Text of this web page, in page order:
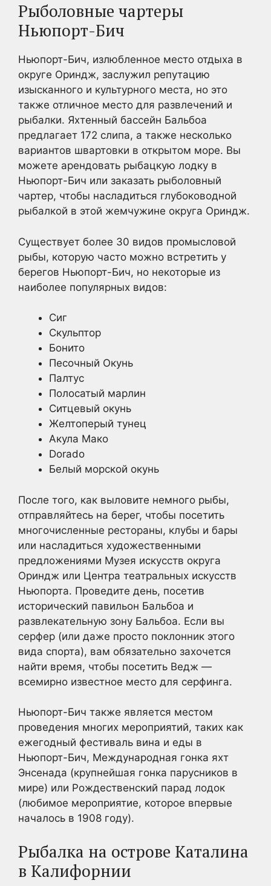
Рыболовные чартеры
Ньюпорт-Бич
Ньюпорт-Бич, излюбленное место отдыха в
округе Ориндж, заслужил репутацию
изысканного и культурного места, но это
также отличное место для развлечений и
рыбалки. Яхтенный бассейн Бальбоа
предлагает 172 слипа, а также несколько
вариантов швартовки в открытом море. Вы
можете арендовать рыбацкую лодку в
Ньюпорт-Бич или заказать рыболовный
чартер, чтобы насладиться глубоководной
рыбалкой в этой жемчужине округа Ориндж.
Существует более 30 видов промысловой
рыбы, которую часто можно встретить у
берегов Ньюпорт-Бич, но некоторые из
наиболее популярных видов:
Сиг
Скульптор
Бонито
Песочный Окунь
Палтус
Полосатый марлин
Ситцевый окунь
Желтоперый тунец
Акула Мако
Dorado
Белый морской окунь
После того, как выловите немного рыбы,
отправляйтесь на берег, чтобы посетить
многочисленные рестораны, клубы и бары
или насладиться художественными
предложениями Музея искусств округа
Ориндж или Центра театральных искусств
Ньюпорта. Проведите день, посетив
исторический павильон Бальбоа и
развлекательную зону Бальбоа. Если вы
серфер (или даже просто поклонник этого
вида спорта), вам обязательно захочется
найти время, чтобы посетить Ведж —
всемирно известное место для серфинга.
Ньюпорт-Бич также является местом
проведения многих мероприятий, таких как
ежегодный фестиваль вина и еды в
Ньюпорт-Бич, Международная гонка яхт
Энсенада (крупнейшая гонка парусников в
мире) или Рождественский парад лодок
(любимое мероприятие, которое впервые
началось в 1908 году).
Рыбалка на острове Каталина
в Калифорнии